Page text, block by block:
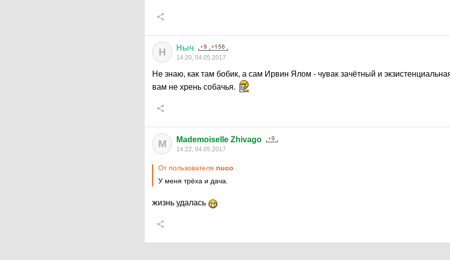
Н Ныч
14:20, 04.05.2017
Не знаю, как там бобик, а сам Ирвин Ялом - чувак зачётный и
вам не хрень собачья.
M Mademoiselle Zhivago
14:22, 04.05.2017
От пользователя nuco
У меня трёха и дача.
жизнь удалась